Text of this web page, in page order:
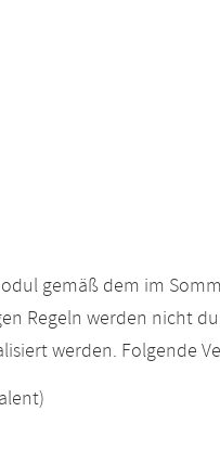
gemäß dem im
Regeln werden nicht
werden. Folgende